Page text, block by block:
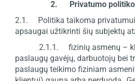
2. Privatumo
2.1. Politika taikoma privatumui
apsaugai užtikrinti šių subjektų
2.1.1. fizinių asmenų –
paslaugų gavėjų, darbuotojų bei
paslaugų teikimo fiziniam